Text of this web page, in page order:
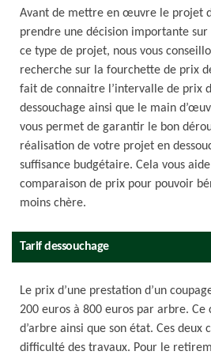
Avant de mettre en œuvre le projet
prendre une décision importante sur
ce type de projet, nous vous
recherche sur la fourchette de prix
fait de connaitre l’intervalle de prix
dessouchage ainsi que le main
vous permet de garantir le bon
réalisation de votre projet en
suffisance budgétaire. Cela vous
comparaison de prix pour pouvoir
moins chère.
Tarif dessouchage
Le prix d’une prestation d’un
200 euros à 800 euros par arbre.
d’arbre ainsi que son état. Ces
difficulté des travaux. Pour le